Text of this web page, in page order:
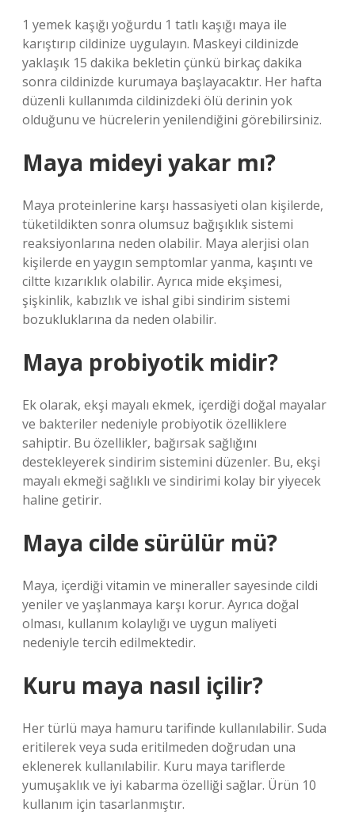
1 yemek kaşığı yoğurdu 1 tatlı kaşığı maya ile
karıştırıp cildinize uygulayın. Maskeyi cildinizde
yaklaşık 15 dakika bekletin çünkü birkaç dakika
sonra cildinizde kurumaya başlayacaktır. Her hafta
düzenli kullanımda cildinizdeki ölü derinin yok
olduğunu ve hücrelerin yenilendiğini görebilirsiniz.
Maya mideyi yakar mı?
Maya proteinlerine karşı hassasiyeti olan kişilerde,
tüketildikten sonra olumsuz bağışıklık sistemi
reaksiyonlarına neden olabilir. Maya alerjisi olan
kişilerde en yaygın semptomlar yanma, kaşıntı ve
ciltte kızarıklık olabilir. Ayrıca mide ekşimesi,
şişkinlik, kabızlık ve ishal gibi sindirim sistemi
bozukluklarına da neden olabilir.
Maya probiyotik midir?
Ek olarak, ekşi mayalı ekmek, içerdiği doğal mayalar
ve bakteriler nedeniyle probiyotik özelliklere
sahiptir. Bu özellikler, bağırsak sağlığını
destekleyerek sindirim sistemini düzenler. Bu, ekşi
mayalı ekmeği sağlıklı ve sindirimi kolay bir yiyecek
haline getirir.
Maya cilde sürülür mü?
Maya, içerdiği vitamin ve mineraller sayesinde cildi
yeniler ve yaşlanmaya karşı korur. Ayrıca doğal
olması, kullanım kolaylığı ve uygun maliyeti
nedeniyle tercih edilmektedir.
Kuru maya nasıl içilir?
Her türlü maya hamuru tarifinde kullanılabilir. Suda
eritilerek veya suda eritilmeden doğrudan una
eklenerek kullanılabilir. Kuru maya tariflerde
yumuşaklık ve iyi kabarma özelliği sağlar. Ürün 10
kullanım için tasarlanmıştır.